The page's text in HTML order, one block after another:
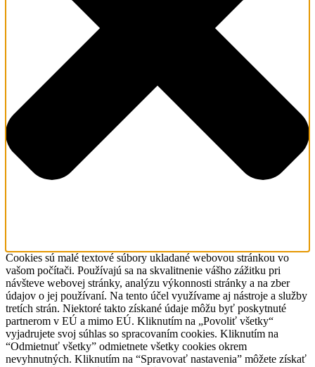
Cookies sú malé textové súbory ukladané webovou stránkou vo
vašom počítači. Používajú sa na skvalitnenie vášho zážitku pri
návšteve webovej stránky, analýzu výkonnosti stránky a na zber
údajov o jej používaní. Na tento účel využívame aj nástroje a služby
tretích strán. Niektoré takto získané údaje môžu byť poskytnuté
partnerom v EÚ a mimo EÚ. Kliknutím na „Povoliť všetky“
vyjadrujete svoj súhlas so spracovaním cookies. Kliknutím na
“Odmietnuť všetky” odmietnete všetky cookies okrem
nevyhnutných. Kliknutím na “Spravovať nastavenia” môžete získať